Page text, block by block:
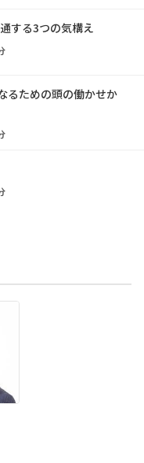
する3つの気構え
るための頭の働かせか